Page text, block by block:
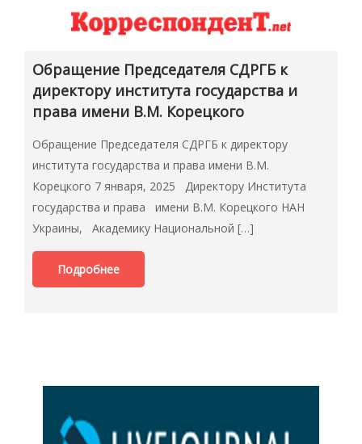
Обращение Председателя СДРГБ к
директору института государства и
права имени В.М. Корецкого
Обращение Председателя СДРГБ к директору
института государства и права имени В.М.
Корецкого 7 января, 2025 Директору Института
государства и права имени В.М. Корецкого НАН
Украины, Академику Национальной […]
Подробнее